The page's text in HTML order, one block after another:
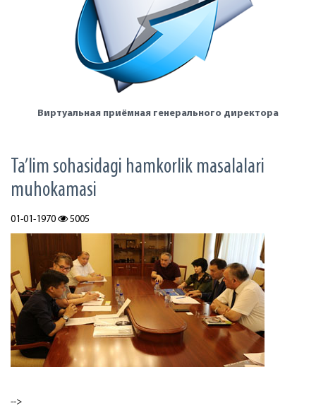
Виртуальная приёмная генерального директора
Ta’lim sohasidagi hamkorlik masalalari
muhokamasi
01-01-1970 5005
-->